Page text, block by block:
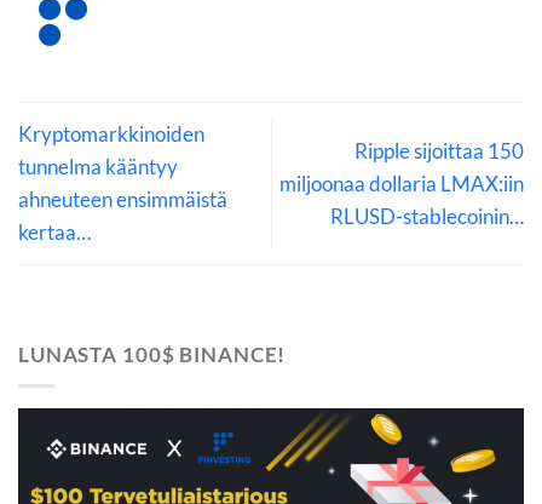
Kryptomarkkinoiden
tunnelma kääntyy
ahneuteen ensimmäistä
kertaa…
Ripple sijoittaa 150
miljoonaa dollaria LMAX:iin
RLUSD-stablecoinin…
LUNASTA 100$ BINANCE!